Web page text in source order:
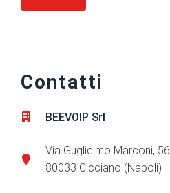
Contatti
BEEVOIP Srl
Via Guglielmo Marconi, 56
80033 Cicciano (Napoli)